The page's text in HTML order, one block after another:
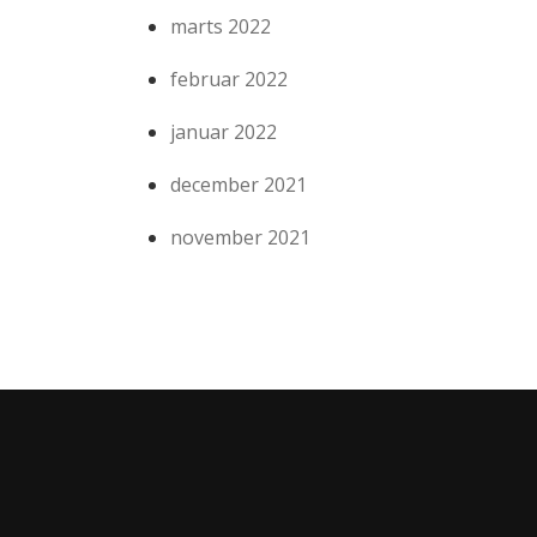
marts 2022
februar 2022
januar 2022
december 2021
november 2021